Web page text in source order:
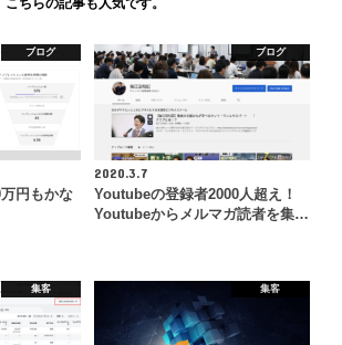
こちらの記事も人気です。
ブログ
円もかな
ブログ
2020.3.7
Youtubeの登録者2000人超え！
Youtubeからメルマガ読者を集…
集客 集客